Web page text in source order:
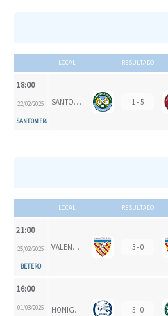
LOCAL RESULTADO
18:00
22/02/2025
SANTOMERA
SANTOMERA HC 1 - 5
LOCAL RESULTADO
21:00
25/02/2025
BETERO
VALENCIA CH 5 - 0
16:00
01/03/2025 HONIGVÖGEL HH 79 5 - 0